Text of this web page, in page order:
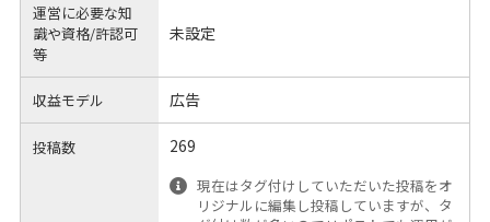
運営に必要な知
識や資格/許認可
等
未設定
収益モデル 広告
投稿数 269
現在はタグ付けしていただいた投稿をオ
リジナルに編集し投稿していますが、タ